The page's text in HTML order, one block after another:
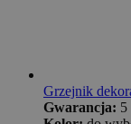
Grzejnik
Gwarancja: 5